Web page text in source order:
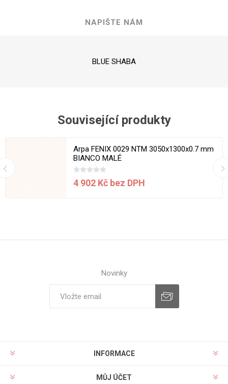
NAPIŠTE NÁM
BLUE SHABA
Související produkty
Arpa FENIX 0029 NTM 3050x1300x0.7 mm
BIANCO MALÉ
4 902 Kč bez DPH
Novinky
INFORMACE
MŮJ ÚČET